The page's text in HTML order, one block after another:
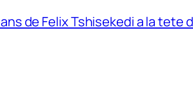
de Felix Tshisekedi a la tete